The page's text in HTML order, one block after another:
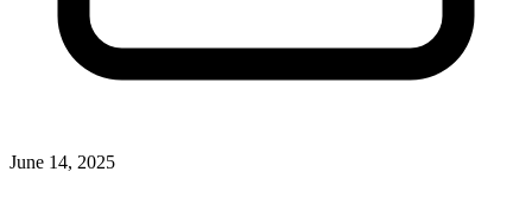
June 14, 2025